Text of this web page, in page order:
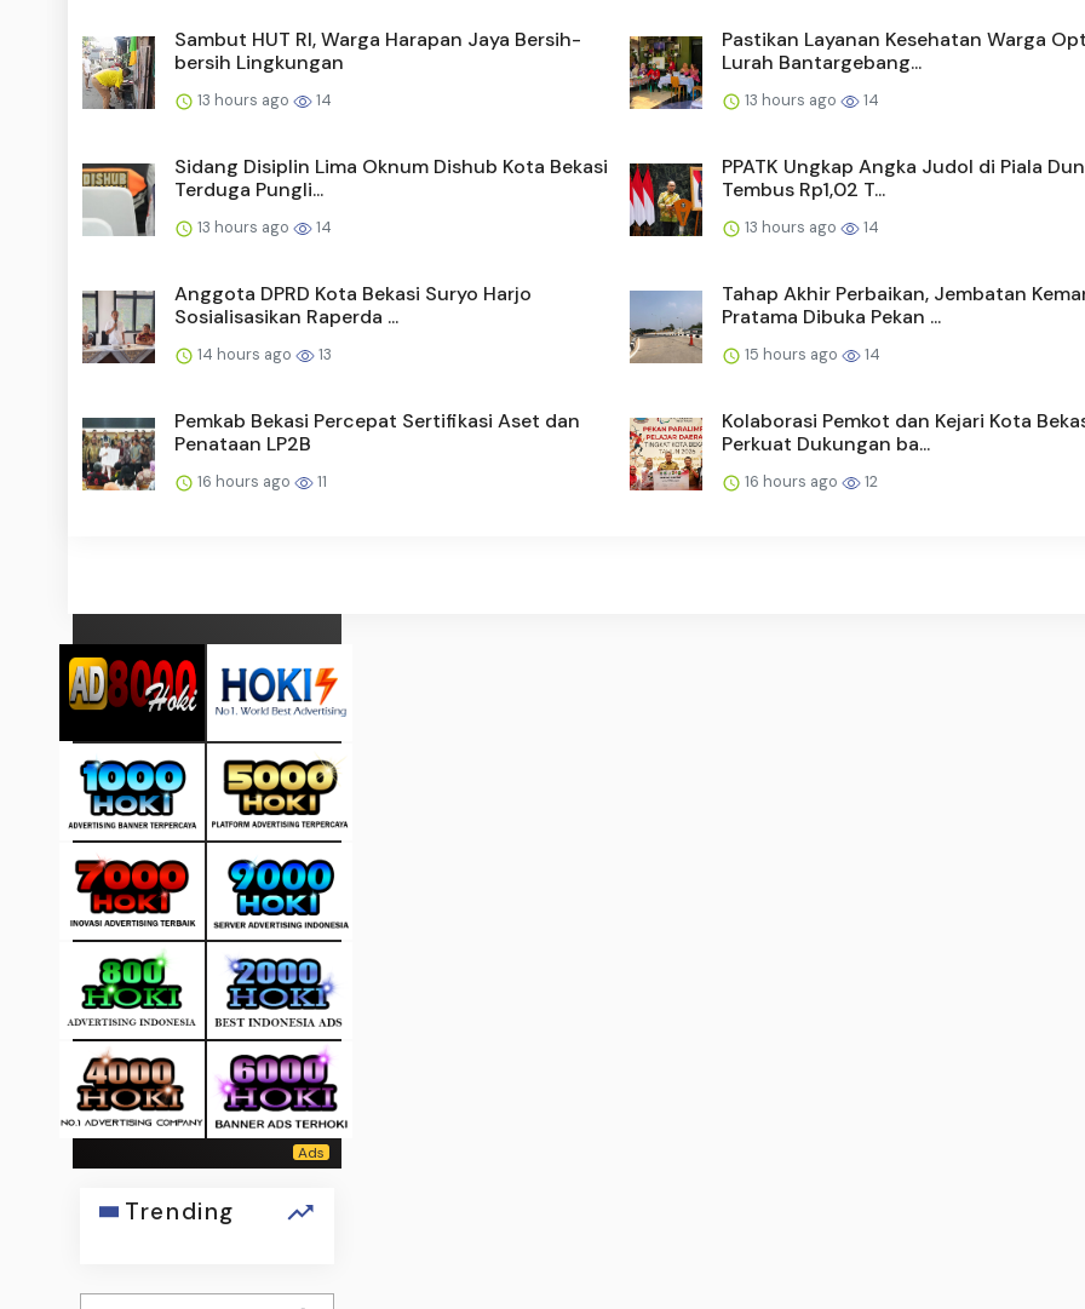
Sambut HUT RI, Warga Harapan Jaya Bersih-
bersih Lingkungan
13 hours ago 14
Pastikan Layanan Kesehatan Warga
Lurah Bantargebang...
13 hours ago 14
Sidang Disiplin Lima Oknum Dishub Kota Bekasi
Terduga Pungli...
13 hours ago 14
PPATK Ungkap Angka Judol di Piala
Tembus Rp1,02 T...
13 hours ago 14
Anggota DPRD Kota Bekasi Suryo Harjo
Sosialisasikan Raperda ...
14 hours ago 13
Tahap Akhir Perbaikan, Jembatan
Pratama Dibuka Pekan ...
15 hours ago 14
Pemkab Bekasi Percepat Sertifikasi Aset dan
Penataan LP2B
16 hours ago 11
Kolaborasi Pemkot dan Kejari Kota
Perkuat Dukungan ba...
16 hours ago 12
Trending